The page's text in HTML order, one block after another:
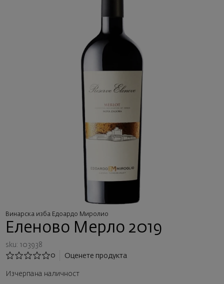
Винарска изба Едоардо Миролио
Еленово Мерло 2019
sku: 103938
0
Оценете продукта
Изчерпана наличност